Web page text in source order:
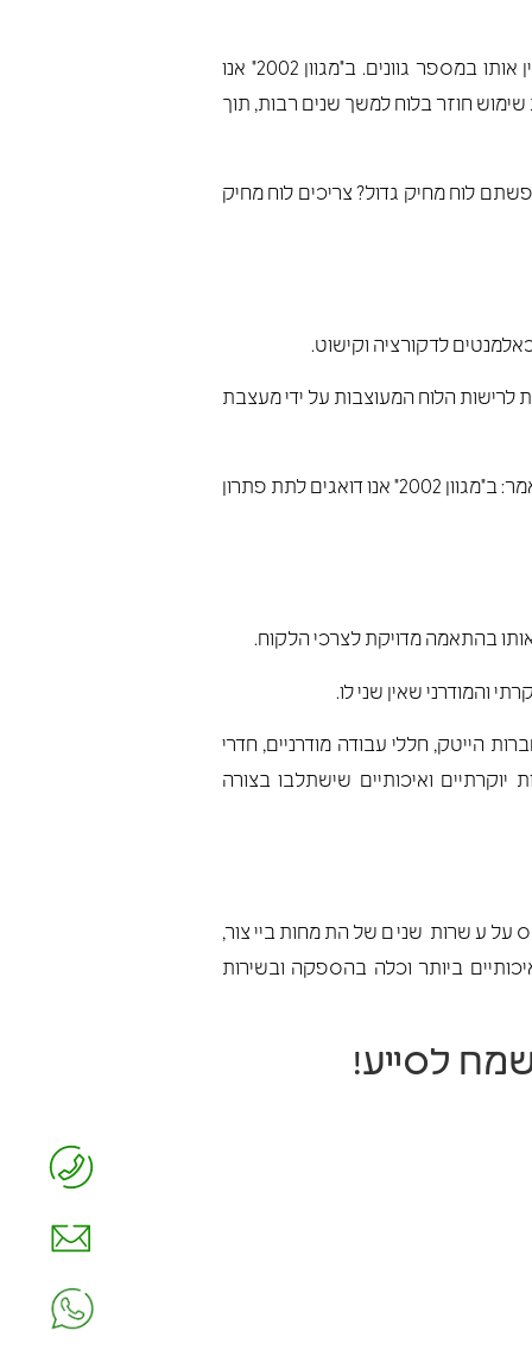
לוחות מחיקים גדולים יכולים להופיע כלוח חלק או כלוח מחיק מרושת, תלוי למה הוא נועד לשמש, וניתן להזמין אותו במספר גוונים. ב"מגוון 2002" אנו
חוזר בלוח למשך שנים רבות, תוך
מחיקים בגדלים שונים, כולל לוח מחיק במידות של 120*240 ס"מ, או 120*360 ס"מ. חיפשתם לוח מחיק גדול? צריכים לוח מחיק
לדקורציה וקישוט.
לרישות הלוח המעוצבות על ידי מעצבת
ולוחות המגיעים ביחד עם מסילות. כמו שאמרנו בתחילת המאמר: ב"מגוון 2002" אנו דואגים לתת פתרון
אותו בהתאמה מדויקת לצרכי הלקוח.
והמודרני שאין שני לו.
הייטק, חללי עבודה מודרניים, חדרי
יוקרתיים ואיכותיים שישתלבו בצורה
מייעוץ המתבסס על עשרות שנים של התמחות בייצור,
ביותר וכלה בהספקה ובשירות
לסייע!